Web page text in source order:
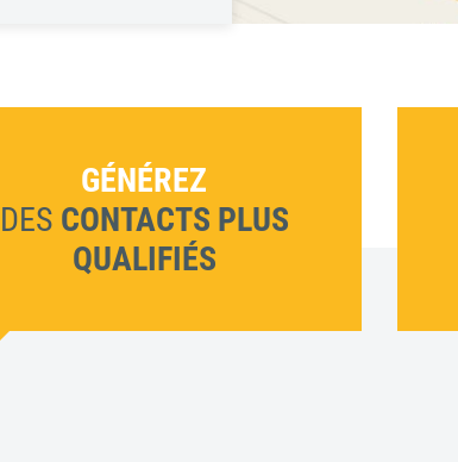
GÉNÉREZ
DES CONTACTS PLUS
QUALIFIÉS